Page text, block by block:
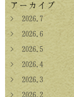
アーカイブ
> 2026.7
> 2026.6
> 2026.5
> 2026.4
> 2026.3
> 2026.2